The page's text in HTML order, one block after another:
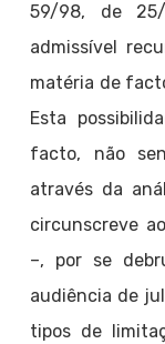
59/98, de
admissível
matéria de
Esta
facto, não
através da
circunscreve
–, por se
audiência de
tipos de